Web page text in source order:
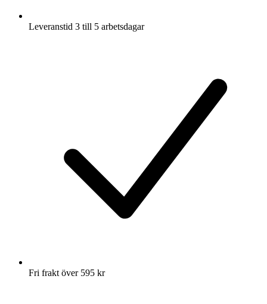
Leveranstid 3 till 5 arbetsdagar
Fri frakt över 595 kr